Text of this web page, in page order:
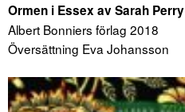
Ormen i Essex av Sarah Perry
Albert Bonniers förlag 2018
Översättning Eva Johansson